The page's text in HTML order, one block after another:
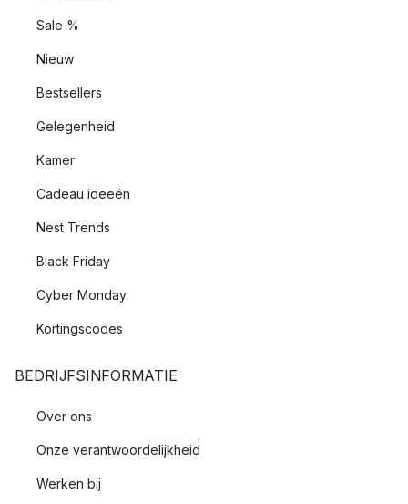
Sale %
Nieuw
Bestsellers
Gelegenheid
Kamer
Cadeau ideeën
Nest Trends
Black Friday
Cyber Monday
Kortingscodes
BEDRIJFSINFORMATIE
Over ons
Onze verantwoordelijkheid
Werken bij